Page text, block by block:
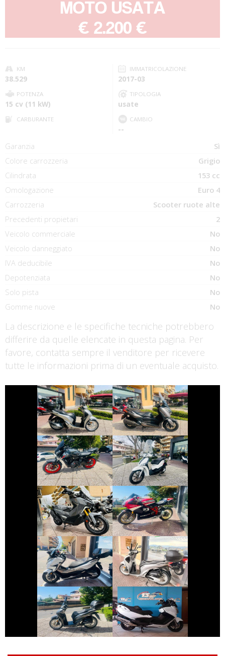
MOTO USATA
€ 2.200 €
KM
38.529
IMMATRICOLAZIONE
2017-03
POTENZA
15 cv (11 kW)
TIPOLOGIA
usate
CARBURANTE CAMBIO
--
Garanzia
Sì
Colore carrozzeria
Grigio
Cilindrata
153 cc
Omologazione
Euro 4
Carrozzeria
Scooter ruote alte
Precedenti propietari
2
Veicolo commerciale
No
Veicolo danneggiato
No
IVA deducibile
No
Depotenziata
No
Solo pista
No
Gomme nuove
No
La descrizione e le specifiche tecniche potrebbero
differire da quelle elencate in questa pagina. Per
favore, contatta sempre il venditore per ricevere
tutte le informazioni prima di un eventuale acquisto.
HONDA SH YAMAHA XMAX
YAMAHA MT-07
€ 5.990 €
PIAGGIO LIBERTY
€ 2.350 €
SYM ADX-400
€ 6.990 €
DUCATI 1098
€ 10.490 €
HONDA FORZA-
350
€ 4.250 €
HONDA SH
€ 2.490 €
HONDA SH
€ 2.390 €
SUZUKI
BURGMAN-650
€ 5.890 €